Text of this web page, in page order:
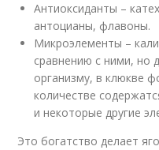
Антиоксиданты –
антоцианы, флавоны.
Микроэлементы –
сравнению с ними, но
организму, в клюкве
количестве
и некоторые другие
Это богатство делает